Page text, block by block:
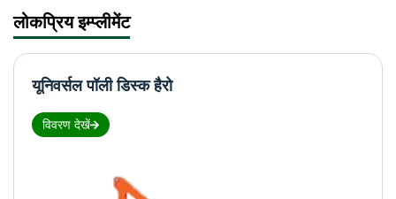
लोकप्रिय इम्प्लीमेंट
यूनिवर्सल पॉली डिस्क हैरो
विवरण देखें